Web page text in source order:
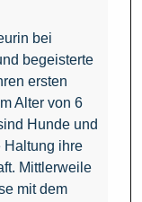
bei
begeisterte
ersten
Alter von 6
Hunde und
Haltung ihre
Mittlerweile
mit dem